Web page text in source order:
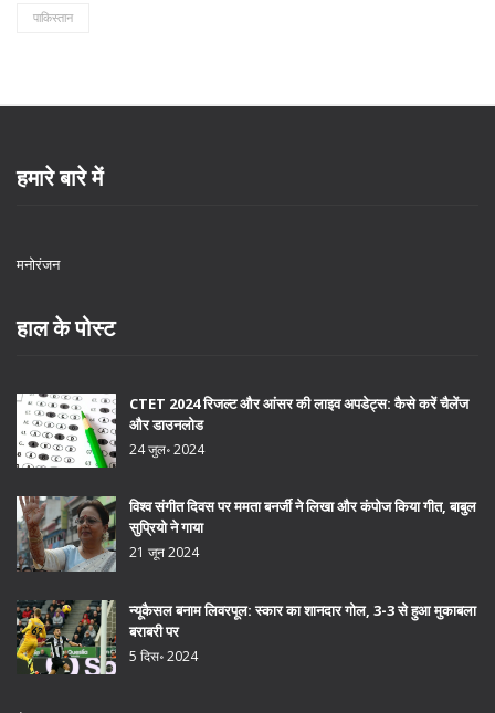
पाकिस्तान
हमारे बारे में
मनोरंजन
हाल के पोस्ट
CTET 2024 रिजल्ट और आंसर की लाइव अपडेट्स: कैसे करें चैलेंज
और डाउनलोड
24 जुल॰ 2024
विश्व संगीत दिवस पर ममता बनर्जी ने लिखा और कंपोज किया गीत, बाबुल
सुप्रियो ने गाया
21 जून 2024
न्यूकैसल बनाम लिवरपूल: स्कार का शानदार गोल, 3-3 से हुआ मुकाबला
बराबरी पर
5 दिस॰ 2024